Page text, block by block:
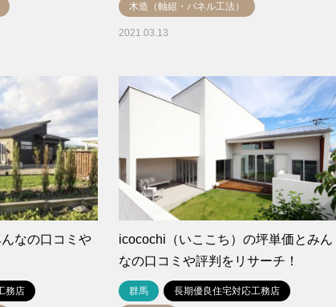
木造（軸組・パネル工法）
2021.03.13
なの口コミや
務店
icocochi（いここち）の坪単価とみん
なの口コミや評判をリサーチ！
群馬 長期優良住宅対応工務店